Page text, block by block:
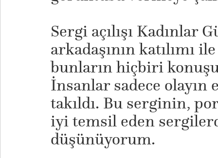
Sergi açılışı Kadınlar
arkadaşının katılımı
bunların hiçbiri
İnsanlar sadece olayın
takıldı. Bu serginin,
iyi temsil eden
düşünüyorum.